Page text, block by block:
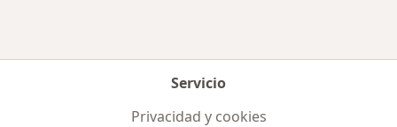
Servicio
Privacidad y cookies